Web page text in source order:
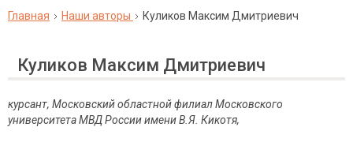
Главная Наши авторы Куликов Максим Дмитриевич
Куликов Максим Дмитриевич
курсант, Московский областной филиал Московского
университета МВД России имени В.Я. Кикотя,